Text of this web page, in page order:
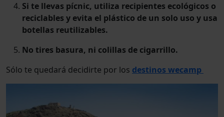
Si te llevas pícnic, utiliza recipientes ecológicos o
reciclables y evita el plástico de un solo uso y usa
botellas reutilizables.
No tires basura, ni colillas de cigarrillo.
Sólo te quedará decidirte por los destinos wecamp